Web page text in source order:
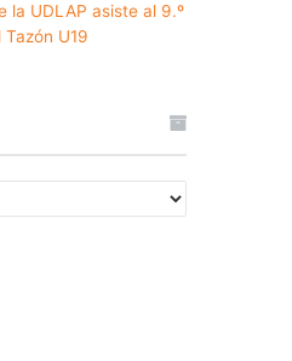
la UDLAP asiste al 9.º
U19